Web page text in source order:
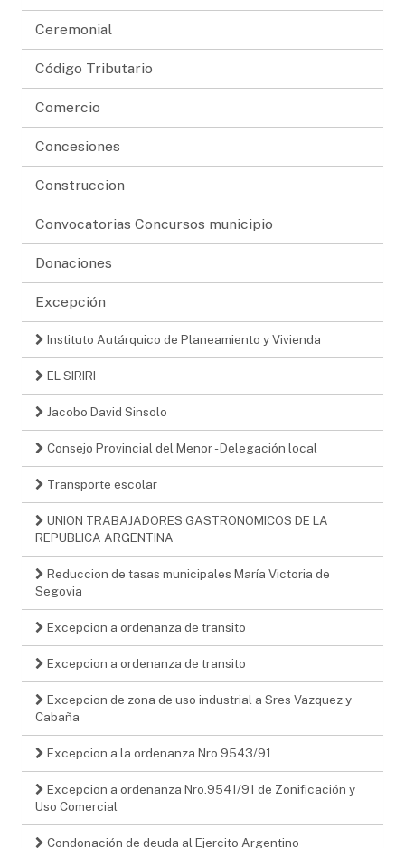
Ceremonial
Código Tributario
Comercio
Concesiones
Construccion
Convocatorias Concursos municipio
Donaciones
Excepción
Instituto Autárquico de Planeamiento y Vivienda
EL SIRIRI
Jacobo David Sinsolo
Consejo Provincial del Menor - Delegación local
Transporte escolar
UNION TRABAJADORES GASTRONOMICOS DE LA
REPUBLICA ARGENTINA
Reduccion de tasas municipales María Victoria de
Segovia
Excepcion a ordenanza de transito
Excepcion a ordenanza de transito
Excepcion de zona de uso industrial a Sres Vazquez y
Cabaña
Excepcion a la ordenanza Nro.9543/91
Excepcion a ordenanza Nro.9541/91 de Zonificación y
Uso Comercial
Condonación de deuda al Ejercito Argentino